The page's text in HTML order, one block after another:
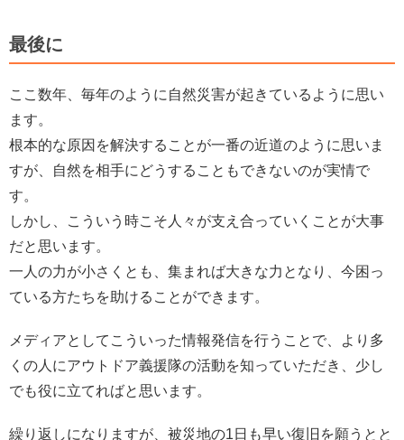
最後に
ここ数年、毎年のように自然災害が起きているように思い
ます。
根本的な原因を解決することが一番の近道のように思いま
すが、自然を相手にどうすることもできないのが実情で
す。
しかし、こういう時こそ人々が支え合っていくことが大事
だと思います。
一人の力が小さくとも、集まれば大きな力となり、今困っ
ている方たちを助けることができます。
メディアとしてこういった情報発信を行うことで、より多
くの人にアウトドア義援隊の活動を知っていただき、少し
でも役に立てればと思います。
繰り返しになりますが、被災地の1日も早い復旧を願うとと